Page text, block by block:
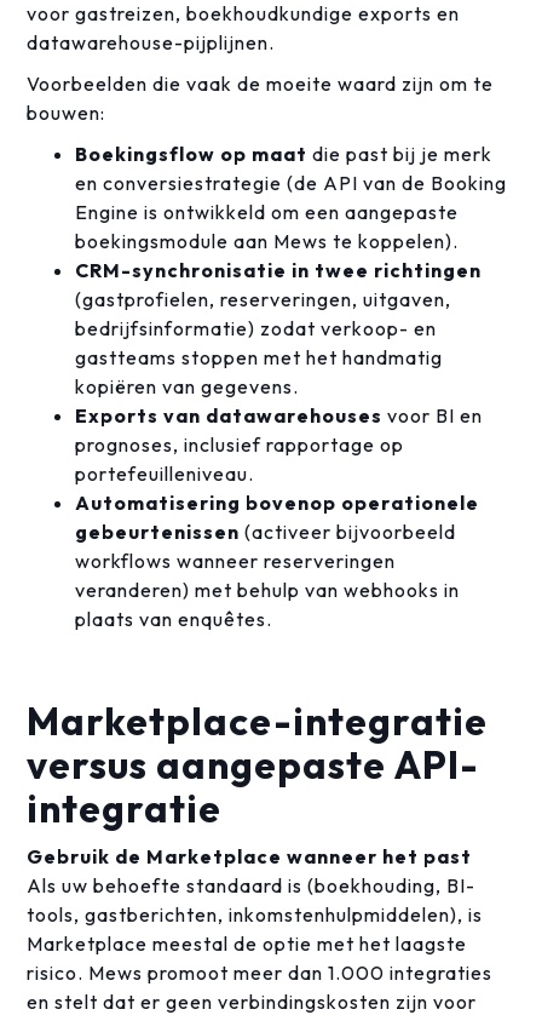
voor gastreizen, boekhoudkundige exports en
datawarehouse-pijplijnen.
Voorbeelden die vaak de moeite waard zijn om te
bouwen:
Boekingsflow op maat die past bij je merk
en conversiestrategie (de API van de Booking
Engine is ontwikkeld om een aangepaste
boekingsmodule aan Mews te koppelen).
CRM-synchronisatie in twee richtingen
(gastprofielen, reserveringen, uitgaven,
bedrijfsinformatie) zodat verkoop- en
gastteams stoppen met het handmatig
kopiëren van gegevens.
Exports van datawarehouses voor BI en
prognoses, inclusief rapportage op
portefeuilleniveau.
Automatisering bovenop operationele
gebeurtenissen (activeer bijvoorbeeld
workflows wanneer reserveringen
veranderen) met behulp van webhooks in
plaats van enquêtes.
Marketplace-integratie
versus aangepaste API-
integratie
Gebruik de Marketplace wanneer het past
Als uw behoefte standaard is (boekhouding, BI-
tools, gastberichten, inkomstenhulpmiddelen), is
Marketplace meestal de optie met het laagste
risico. Mews promoot meer dan 1.000 integraties
en stelt dat er geen verbindingskosten zijn voor